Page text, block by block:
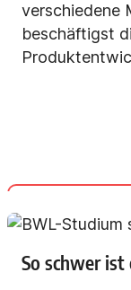
verschiedene
beschäftigst
So schwer